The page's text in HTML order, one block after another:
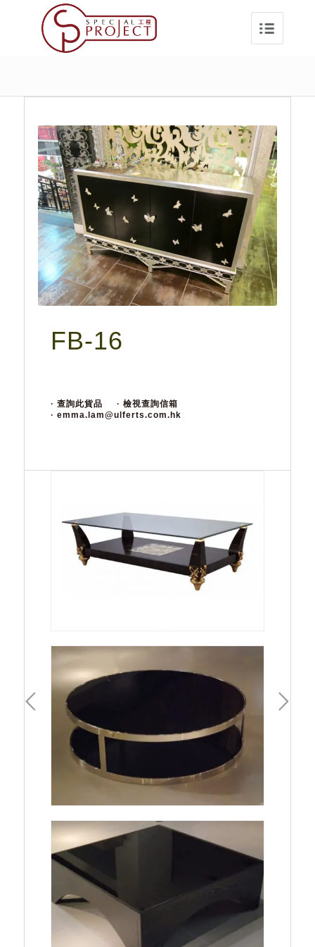
FB-16
· 查詢此貨品
· 檢視查詢信箱
· emma.lam@ulferts.com.hk
下一頁